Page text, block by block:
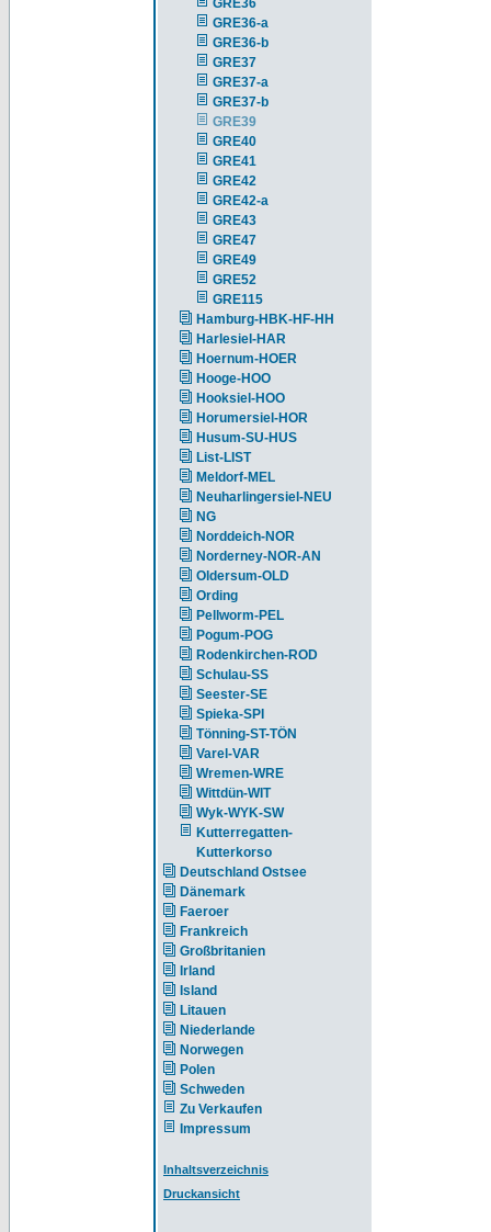
GRE36
GRE36-a
GRE36-b
GRE37
GRE37-a
GRE37-b
GRE39
GRE40
GRE41
GRE42
GRE42-a
GRE43
GRE47
GRE49
GRE52
GRE115
Hamburg-HBK-HF-HH
Harlesiel-HAR
Hoernum-HOER
Hooge-HOO
Hooksiel-HOO
Horumersiel-HOR
Husum-SU-HUS
List-LIST
Meldorf-MEL
Neuharlingersiel-NEU
NG
Norddeich-NOR
Norderney-NOR-AN
Oldersum-OLD
Ording
Pellworm-PEL
Pogum-POG
Rodenkirchen-ROD
Schulau-SS
Seester-SE
Spieka-SPI
Tönning-ST-TÖN
Varel-VAR
Wremen-WRE
Wittdün-WIT
Wyk-WYK-SW
Kutterregatten-
Kutterkorso
Deutschland Ostsee
Dänemark
Faeroer
Frankreich
Großbritanien
Irland
Island
Litauen
Niederlande
Norwegen
Polen
Schweden
Zu Verkaufen
Impressum
Inhaltsverzeichnis
Druckansicht